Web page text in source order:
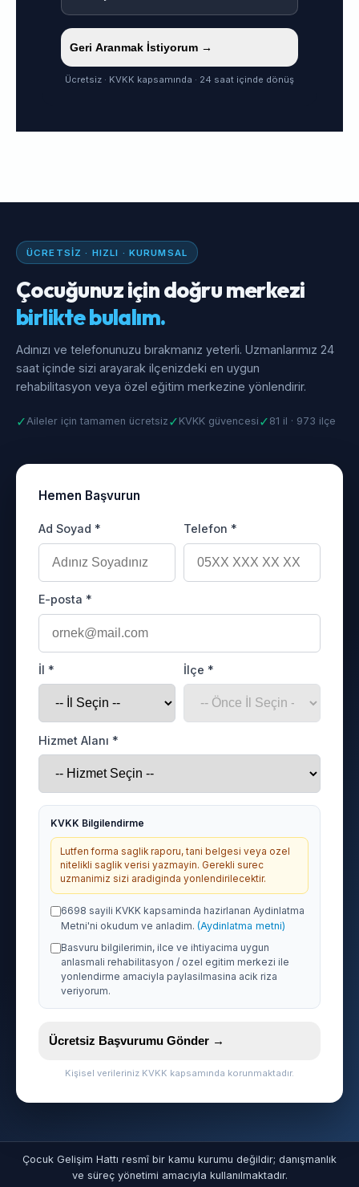
Geri Aranmak İstiyorum →
Ücretsiz · KVKK kapsamında · 24 saat içinde dönüş
ÜCRETSIZ · HIZLI · KURUMSAL
Çocuğunuz için doğru merkezi
birlikte bulalım.
Adınızı ve telefonunuzu bırakmanız yeterli. Uzmanlarımız 24
saat içinde sizi arayarak ilçenizdeki en uygun
rehabilitasyon veya özel eğitim merkezine yönlendirir.
✓Aileler için tamamen ücretsiz ✓ KVKK güvencesi ✓ 81 il · 973 ilçe
Hemen Başvurun
Ad Soyad * Telefon *
E-posta *
İl * İlçe *
Hizmet Alanı *
KVKK Bilgilendirme
Lutfen forma saglik raporu, tani belgesi veya ozel
nitelikli saglik verisi yazmayin. Gerekli surec
uzmanimiz sizi aradiginda yonlendirilecektir.
6698 sayili KVKK kapsaminda hazirlanan Aydinlatma
Metni'ni okudum ve anladim. (Aydinlatma metni)
Basvuru bilgilerimin, ilce ve ihtiyacima uygun
anlasmali rehabilitasyon / ozel egitim merkezi ile
yonlendirme amaciyla paylasilmasina acik riza
veriyorum.
Ücretsiz Başvurumu Gönder →
Kişisel verileriniz KVKK kapsamında korunmaktadır.
Çocuk Gelişim Hattı resmî bir kamu kurumu değildir; danışmanlık
ve süreç yönetimi amacıyla kullanılmaktadır.